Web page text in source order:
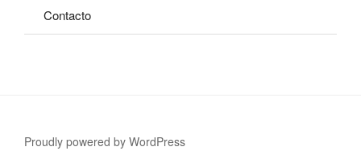
Contacto
Proudly powered by WordPress